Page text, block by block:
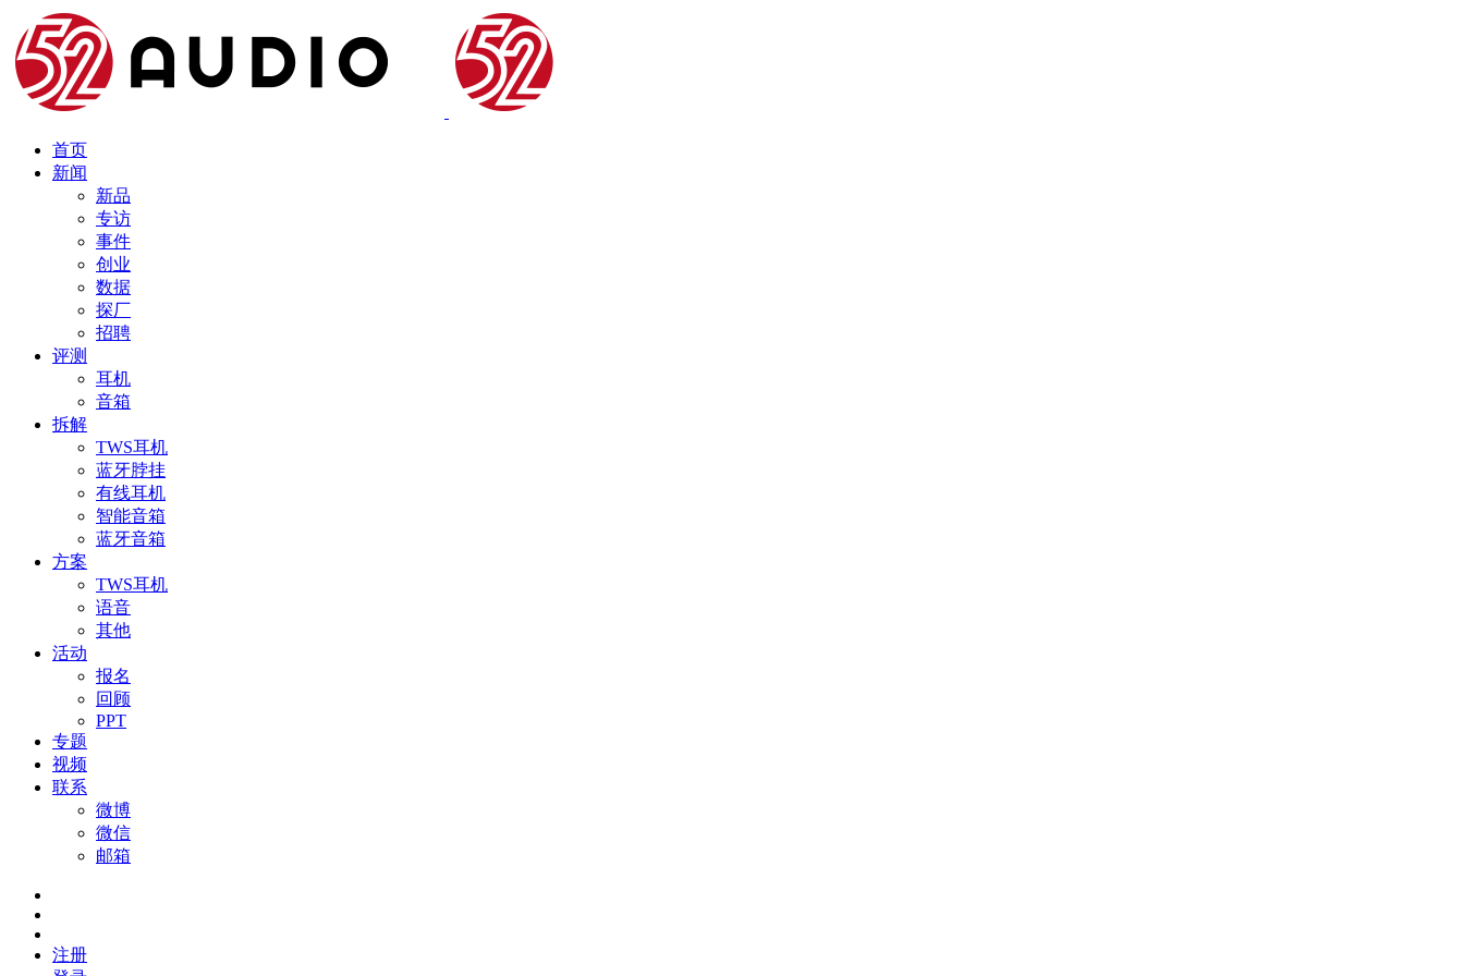
首页
新闻
新品
专访
事件
创业
数据
探厂
招聘
评测
耳机
音箱
拆解
TWS耳机
蓝牙脖挂
有线耳机
智能音箱
蓝牙音箱
方案
TWS耳机
语音
其他
活动
报名
回顾
PPT
专题
视频
联系
微博
微信
邮箱
注册